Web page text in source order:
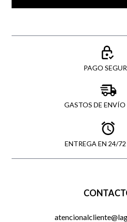
PAGO
GASTOS DE
ENTREGA EN 24/